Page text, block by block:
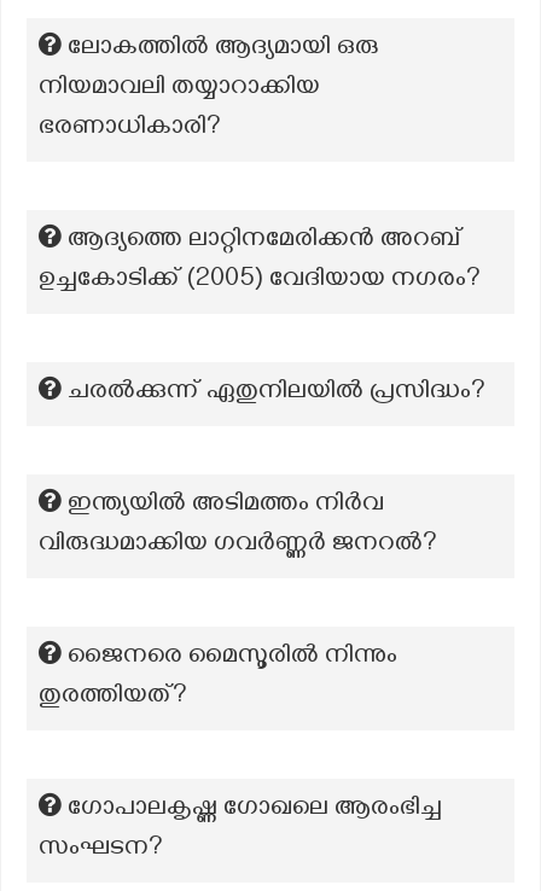
ലോകത്തിൽ ആദ്യമായി ഒരു
നിയമാവലി തയ്യാറാക്കിയ
ഭരണാധികാരി?
ആദ്യത്തെ ലാറ്റിനമേരിക്കൻ അറബ്
ഉച്ചകോടിക്ക് (2005) വേദിയായ നഗരം?
ചരൽക്കുന്ന് ഏതുനിലയിൽ പ്രസിദ്ധം?
ഇന്ത്യയിൽ അടിമത്തം നിർവ
വിരുദ്ധമാക്കിയ ഗവർണ്ണർ ജനറൽ?
ജൈനരെ മൈസൂരിൽ നിന്നും
തുരത്തിയത്?
ഗോപാലകൃഷ്ണ ഗോഖലെ ആരംഭിച്ച
സംഘടന?